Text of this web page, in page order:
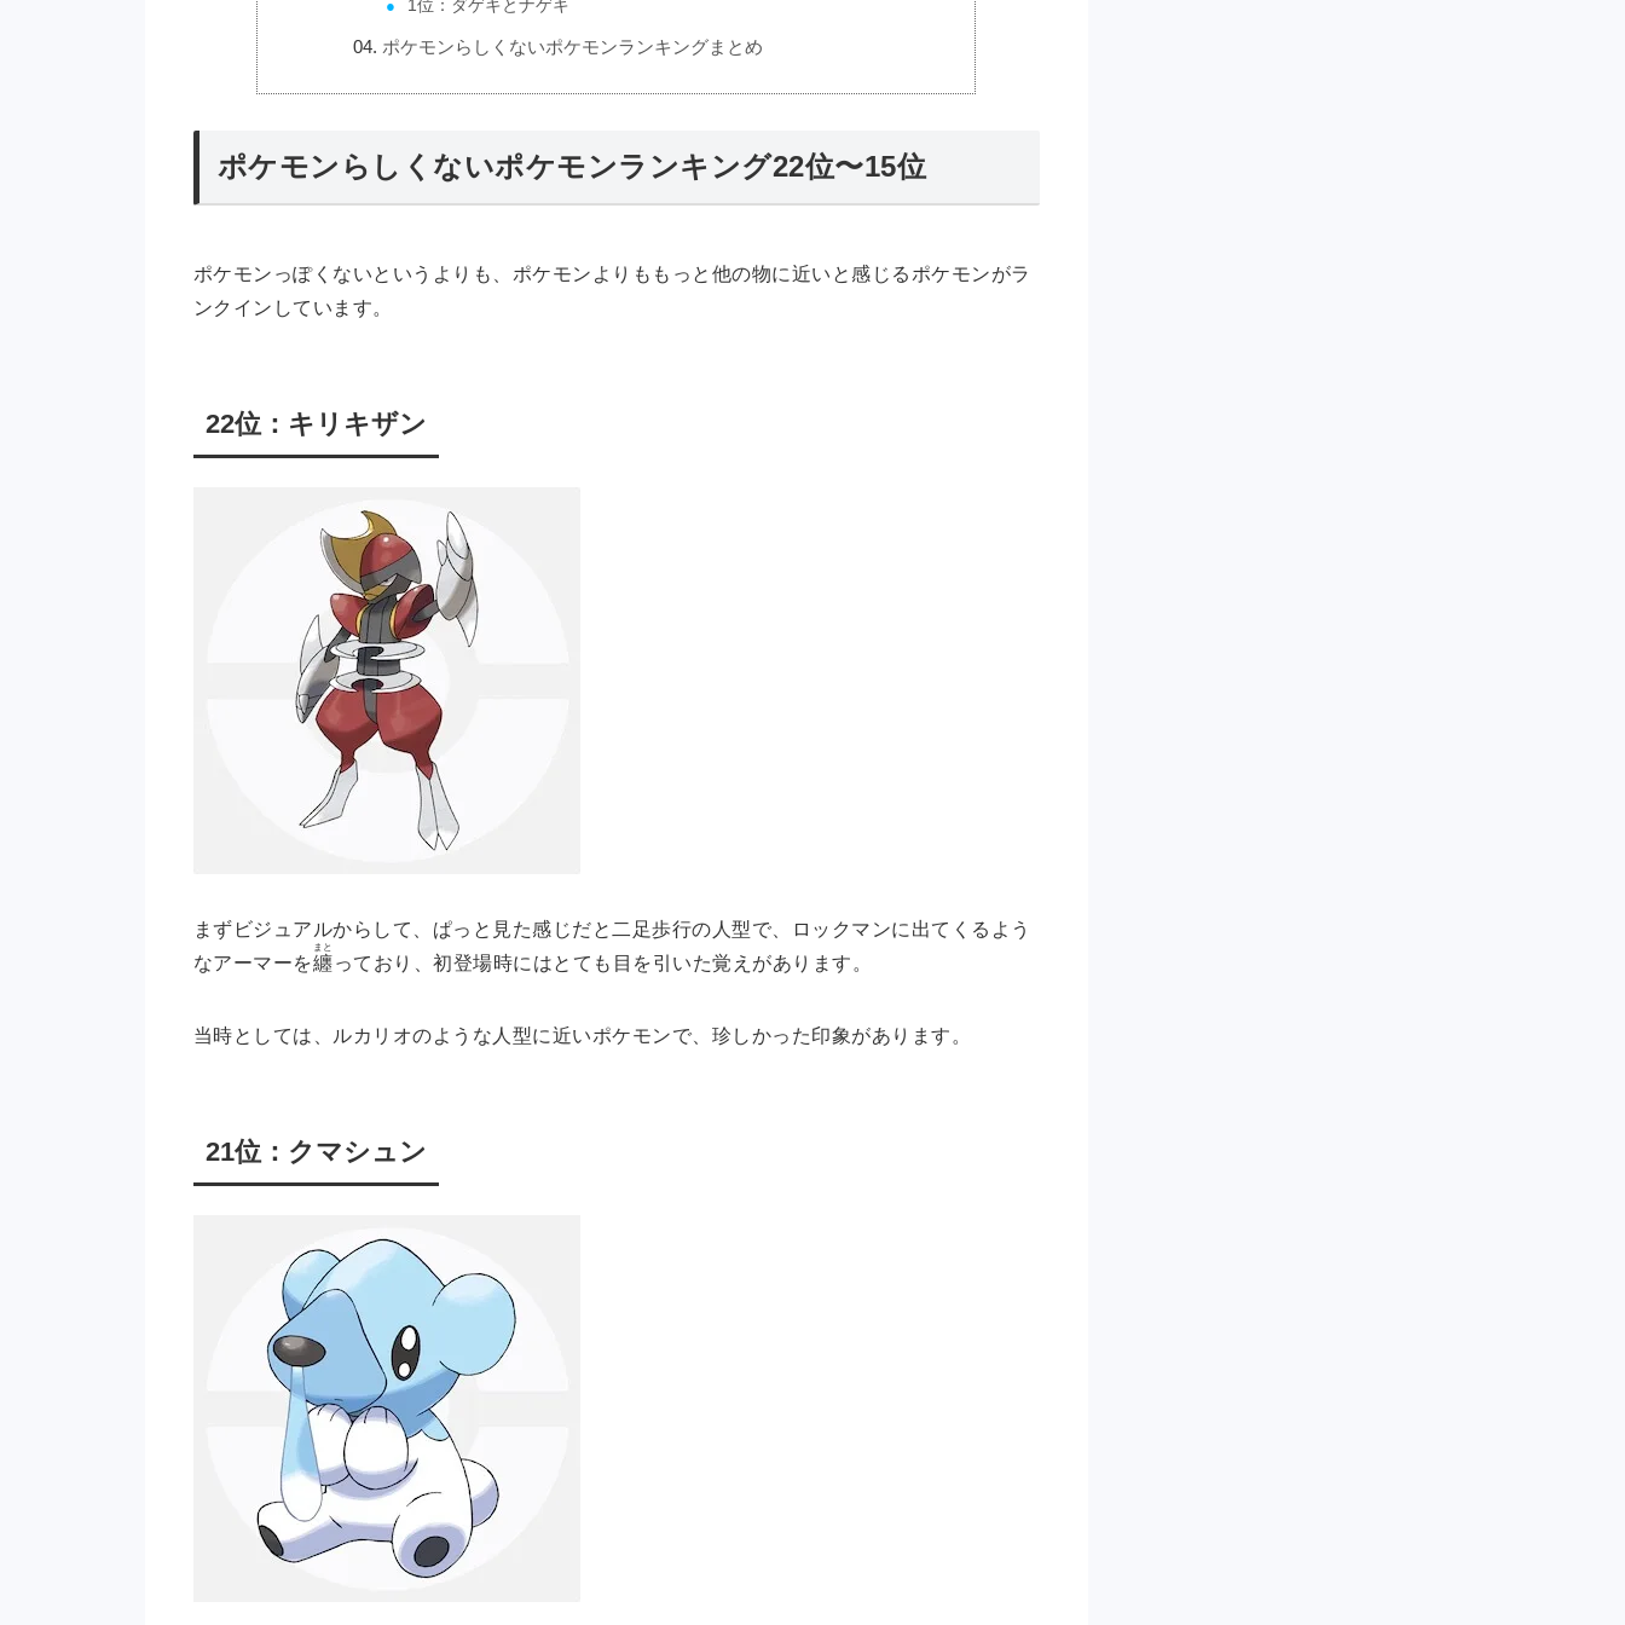
1位：ダゲキとナゲキ
ポケモンらしくないポケモンランキングまとめ
ポケモンらしくないポケモンランキング22位〜15位
ポケモンっぽくないというよりも、ポケモンよりももっと他の物に近いと感じるポケモンがラ
ンクインしています。
22位：キリキザン
まずビジュアルからして、ぱっと見た感じだと二足歩行の人型で、ロックマンに出てくるよう
なアーマーを纏
まと
っており、初登場時にはとても目を引いた覚えがあります。
当時としては、ルカリオのような人型に近いポケモンで、珍しかった印象があります。
21位：クマシュン